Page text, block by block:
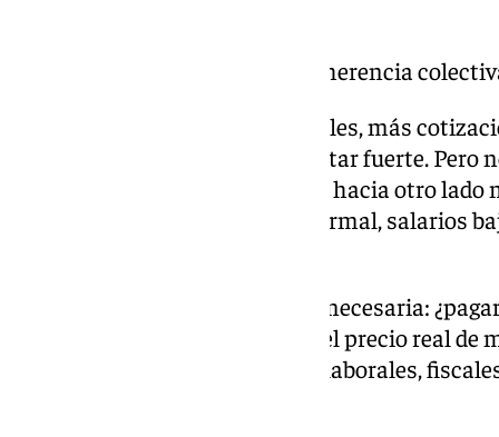
Y aquí es donde aparece la incoherencia
Queremos más derechos laborales, más
Queremos un Estado del bienestar fuerte.
de sostenerlo. Preferimos mirar hacia otro
equilibrios frágiles: empleo informal, salarios
La pregunta es incómoda, pero necesaria:
Porque probablemente ese sea el precio real
incorporamos todos los costes laborales,